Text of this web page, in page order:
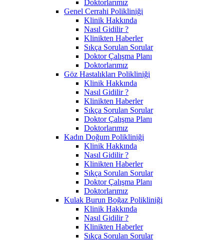
Doktorlarımız
Genel Cerrahi Polikliniği
Klinik Hakkında
Nasıl Gidilir ?
Klinikten Haberler
Sıkça Sorulan Sorular
Doktor Çalışma Planı
Doktorlarımız
Göz Hastalıkları Polikliniği
Klinik Hakkında
Nasıl Gidilir ?
Klinikten Haberler
Sıkça Sorulan Sorular
Doktor Çalışma Planı
Doktorlarımız
Kadın Doğum Polikliniği
Klinik Hakkında
Nasıl Gidilir ?
Klinikten Haberler
Sıkça Sorulan Sorular
Doktor Çalışma Planı
Doktorlarımız
Kulak Burun Boğaz Polikliniği
Klinik Hakkında
Nasıl Gidilir ?
Klinikten Haberler
Sıkça Sorulan Sorular